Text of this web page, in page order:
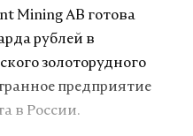
Mining AB готова
рублей в
золоторудного
предприятие
в России.